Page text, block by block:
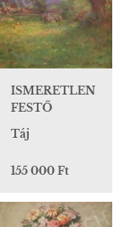
ISMERETLEN
FESTŐ
Táj
155 000 Ft